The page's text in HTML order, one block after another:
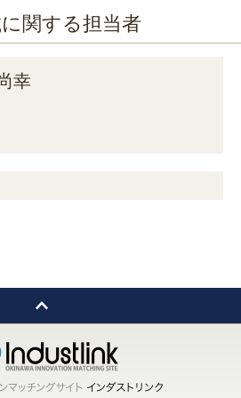
関する担当者
幸